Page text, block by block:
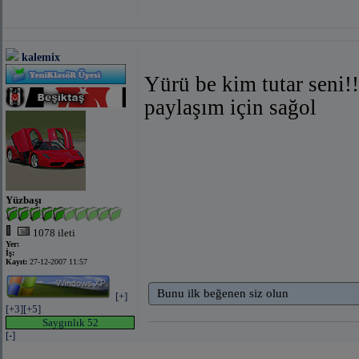
kalemix
Yüzbaşı
1078 ileti
Yer:
İş:
Kayıt: 27-12-2007 11:57
[+]
[+3][+5]
Saygınlık 52
[-]
Yürü be kim tutar
paylaşım için sağol
Bunu ilk beğenen siz olun